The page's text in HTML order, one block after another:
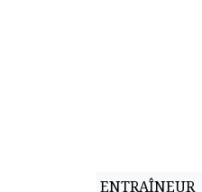
ENTRAÎNEUR